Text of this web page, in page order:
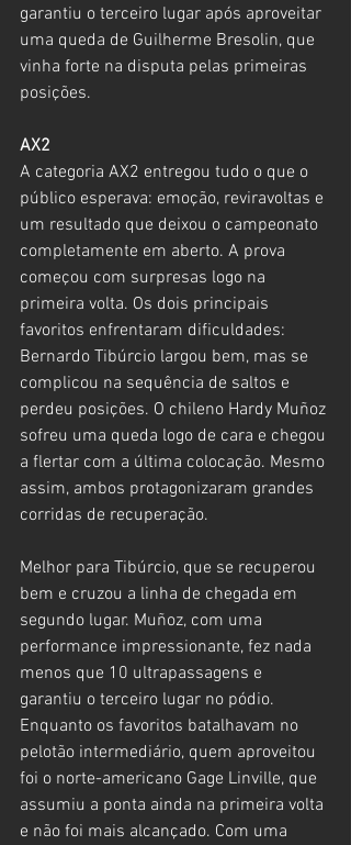
garantiu o terceiro lugar após aproveitar
uma queda de Guilherme Bresolin, que
vinha forte na disputa pelas primeiras
posições.
AX2
A categoria AX2 entregou tudo o que o
público esperava: emoção, reviravoltas e
um resultado que deixou o campeonato
completamente em aberto. A prova
começou com surpresas logo na
primeira volta. Os dois principais
favoritos enfrentaram dificuldades:
Bernardo Tibúrcio largou bem, mas se
complicou na sequência de saltos e
perdeu posições. O chileno Hardy Muñoz
sofreu uma queda logo de cara e chegou
a flertar com a última colocação. Mesmo
assim, ambos protagonizaram grandes
corridas de recuperação.
Melhor para Tibúrcio, que se recuperou
bem e cruzou a linha de chegada em
segundo lugar. Muñoz, com uma
performance impressionante, fez nada
menos que 10 ultrapassagens e
garantiu o terceiro lugar no pódio.
Enquanto os favoritos batalhavam no
pelotão intermediário, quem aproveitou
foi o norte-americano Gage Linville, que
assumiu a ponta ainda na primeira volta
e não foi mais alcançado. Com uma